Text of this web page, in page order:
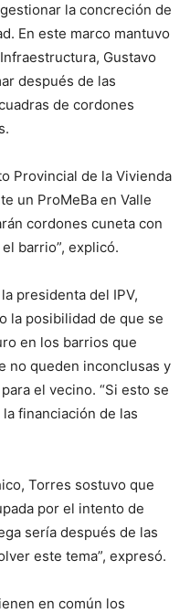
la concreción de
En este marco mantuvo
Gustavo
después de las
de cordones
Provincial de la Vivienda
un ProMeBa en Valle
cordones cuneta con
barrio”, explicó.
presidenta del IPV,
la posibilidad de que se
en los barrios que
no queden inconclusas y
el vecino. “Si esto se
financiación de las
Torres sostuvo que
por el intento de
sería después de las
este tema”, expresó.
en común los